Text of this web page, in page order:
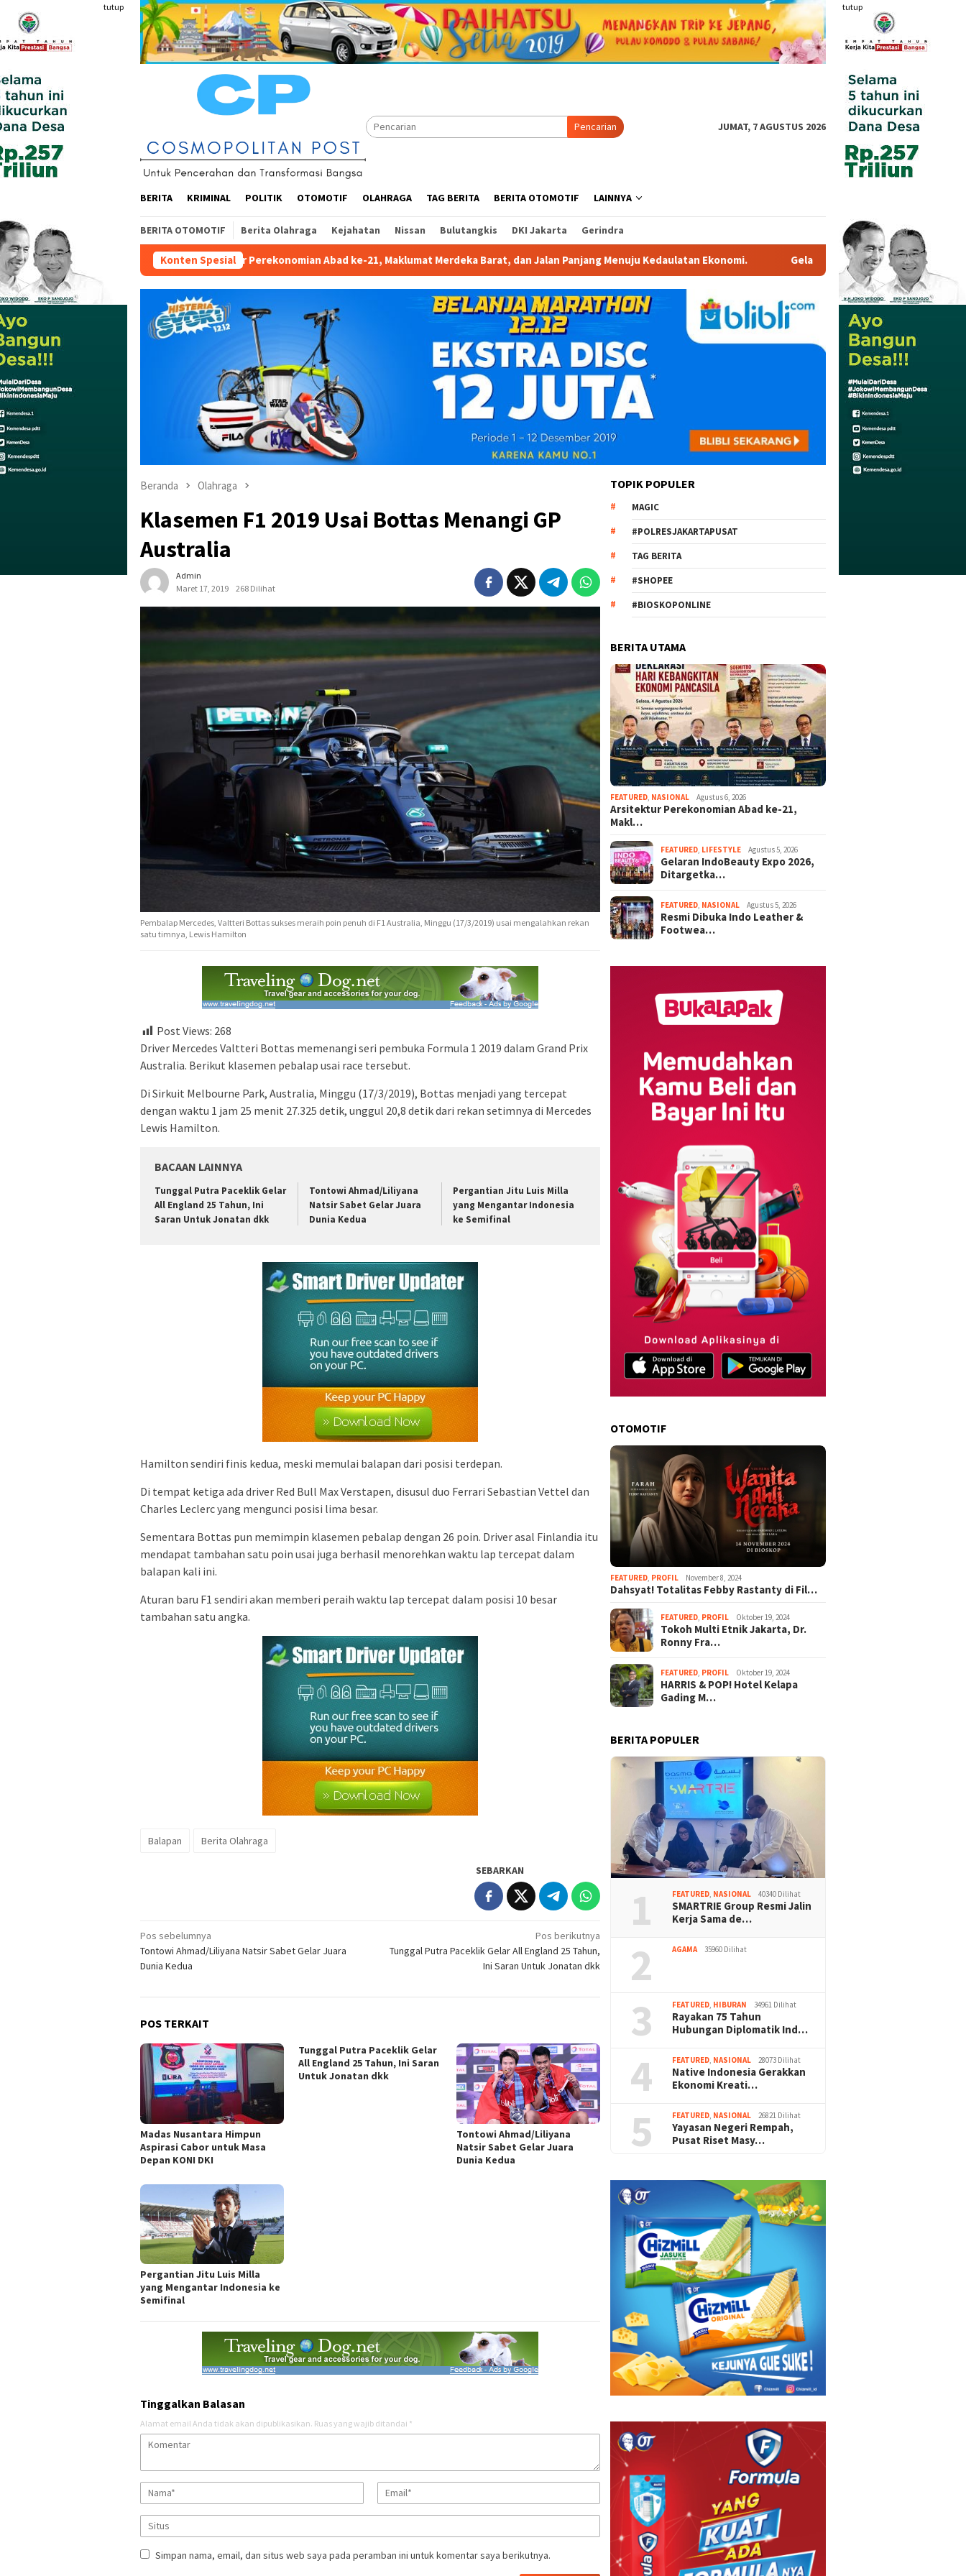
konten
tutup tutup
Pencarian JUMAT, 7 AGUSTUS 2026
BERITA KRIMINAL POLITIK OTOMOTIF OLAHRAGA TAG BERITA BERITA OTOMOTIF LAINNYA
BERITA OTOMOTIF Berita Olahraga Kejahatan Nissan Bulutangkis DKI Jakarta Gerindra
Konten Spesial
Arsitektur Perekonomian Abad ke-21, Maklumat Merdeka Barat, dan Jalan Panjang Menuju Kedaulatan Ekonomi. Gelaran IndoBeauty Expo 2026, Ditargetkan 2,500 Pengunjung
Beranda Olahraga
Klasemen F1 2019 Usai Bottas Menangi GP
Australia
Admin
Maret 17, 2019
268 Dilihat
Pembalap Mercedes, Valtteri Bottas sukses meraih poin penuh di F1 Australia, Minggu (17/3/2019) usai mengalahkan rekan
satu timnya, Lewis Hamilton
Post Views: 268
Driver Mercedes Valtteri Bottas memenangi seri pembuka Formula 1 2019 dalam Grand Prix
Australia. Berikut klasemen pebalap usai race tersebut.
Di Sirkuit Melbourne Park, Australia, Minggu (17/3/2019), Bottas menjadi yang tercepat
dengan waktu 1 jam 25 menit 27.325 detik, unggul 20,8 detik dari rekan setimnya di Mercedes
Lewis Hamilton.
BACAAN LAINNYA
Tunggal Putra Paceklik Gelar
All England 25 Tahun, Ini
Saran Untuk Jonatan dkk
Tontowi Ahmad/Liliyana
Natsir Sabet Gelar Juara
Dunia Kedua
Pergantian Jitu Luis Milla
yang Mengantar Indonesia
ke Semifinal
Hamilton sendiri finis kedua, meski memulai balapan dari posisi terdepan.
Di tempat ketiga ada driver Red Bull Max Verstapen, disusul duo Ferrari Sebastian Vettel dan
Charles Leclerc yang mengunci posisi lima besar.
Sementara Bottas pun memimpin klasemen pebalap dengan 26 poin. Driver asal Finlandia itu
mendapat tambahan satu poin usai juga berhasil menorehkan waktu lap tercepat dalam
balapan kali ini.
Aturan baru F1 sendiri akan memberi peraih waktu lap tercepat dalam posisi 10 besar
tambahan satu angka.
Balapan Berita Olahraga
SEBARKAN
Navigasi
pos
Pos sebelumnya
Tontowi Ahmad/Liliyana Natsir Sabet Gelar Juara
Dunia Kedua
Pos berikutnya
Tunggal Putra Paceklik Gelar All England 25 Tahun,
Ini Saran Untuk Jonatan dkk
POS TERKAIT
Madas Nusantara Himpun
Aspirasi Cabor untuk Masa
Depan KONI DKI
Tunggal Putra Paceklik Gelar
All England 25 Tahun, Ini Saran
Untuk Jonatan dkk
Tontowi Ahmad/Liliyana
Natsir Sabet Gelar Juara
Dunia Kedua
Pergantian Jitu Luis Milla
yang Mengantar Indonesia ke
Semifinal
Tinggalkan Balasan
Alamat email Anda tidak akan dipublikasikan. Ruas yang wajib ditandai *
Simpan nama, email, dan situs web saya pada peramban ini untuk komentar saya berikutnya.
TOPIK POPULER
MAGIC
#POLRESJAKARTAPUSAT
TAG BERITA
#SHOPEE
#BIOSKOPONLINE
BERITA UTAMA
FEATURED, NASIONAL Agustus 6, 2026
Arsitektur Perekonomian Abad ke-21,
Makl…
FEATURED, LIFESTYLE Agustus 5, 2026
Gelaran IndoBeauty Expo 2026,
Ditargetka…
FEATURED, NASIONAL Agustus 5, 2026
Resmi Dibuka Indo Leather &
Footwea…
OTOMOTIF
FEATURED, PROFIL November 8, 2024
Dahsyat! Totalitas Febby Rastanty di Fil…
FEATURED, PROFIL Oktober 19, 2024
Tokoh Multi Etnik Jakarta, Dr.
Ronny Fra…
FEATURED, PROFIL Oktober 19, 2024
HARRIS & POP! Hotel Kelapa
Gading M…
BERITA POPULER
1 FEATURED, NASIONAL 40340 Dilihat
SMARTRIE Group Resmi Jalin
Kerja Sama de…
2 AGAMA 35960 Dilihat
3 FEATURED, HIBURAN 34961 Dilihat
Rayakan 75 Tahun
Hubungan Diplomatik Ind…
4 FEATURED, NASIONAL 28073 Dilihat
Native Indonesia Gerakkan
Ekonomi Kreati…
5 FEATURED, NASIONAL 26821 Dilihat
Yayasan Negeri Rempah,
Pusat Riset Masy…